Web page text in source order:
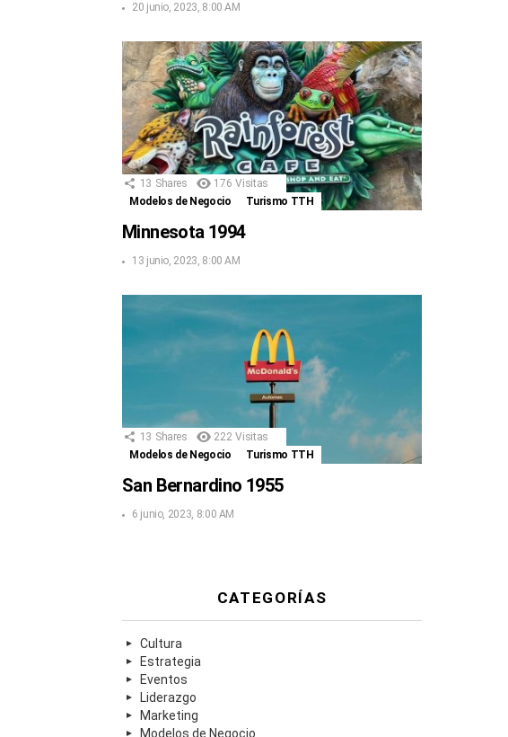
20 junio, 2023, 8:00 AM
13 Shares 176 Visitas
Modelos de Negocio
Turismo TTH
Minnesota 1994
13 junio, 2023, 8:00 AM
13 Shares 222 Visitas
Modelos de Negocio
Turismo TTH
San Bernardino 1955
6 junio, 2023, 8:00 AM
CATEGORÍAS
Cultura
Estrategia
Eventos
Liderazgo
Marketing
Modelos de Negocio